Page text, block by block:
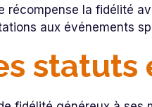
la fidélité
aux événements
statuts